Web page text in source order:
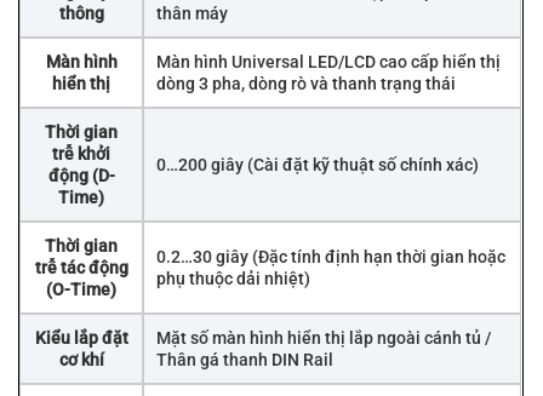
thông
thân máy
Màn hình
hiển thị
Màn hình Universal LED/LCD cao cấp hiển thị
dòng 3 pha, dòng rò và thanh trạng thái
Thời gian
trễ khởi
động (D-
Time)
0…200 giây (Cài đặt kỹ thuật số chính xác)
Thời gian
trễ tác động
(O-Time)
0.2…30 giây (Đặc tính định hạn thời gian hoặc
phụ thuộc dải nhiệt)
Kiểu lắp đặt
cơ khí
Mặt số màn hình hiển thị lắp ngoài cánh tủ /
Thân gá thanh DIN Rail